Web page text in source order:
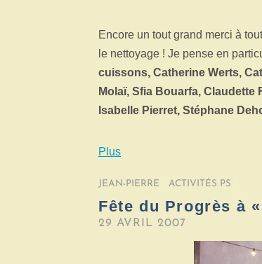
Encore un tout grand merci à
le nettoyage ! Je pense en
cuissons, Catherine Werts,
Molaï, Sfia Bouarfa,
Isabelle Pierret, Stéphane
Plus
JEAN-PIERRE / ACTIVITÉS PS /
Fête du Progrès à
29 AVRIL 2007